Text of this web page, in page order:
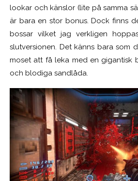
lookar och känslor (lite på samma
är bara en stor bonus. Dock finns
bossar vilket jag verkligen
slutversionen. Det känns bara som
moset att få leka med en gigantisk
och blodiga sandlåda.